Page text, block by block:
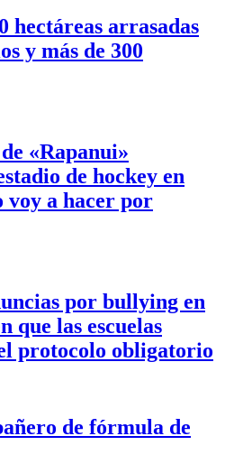
hectáreas arrasadas
y más de 300
«Rapanui»
de hockey en
a hacer por
por bullying en
que las escuelas
protocolo obligatorio
de fórmula de